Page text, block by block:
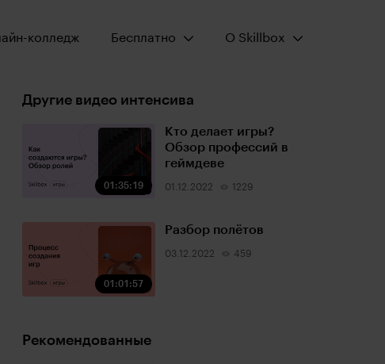
колледж Открыть меню:
Бесплатно Открыть меню:
О Skillbox
Другие видео интенсива
01:35:19
Кто делает игры?
Обзор профессий в
геймдеве
01.12.2022 1229
01:01:57
Разбор полётов
03.12.2022 459
Рекомендованные